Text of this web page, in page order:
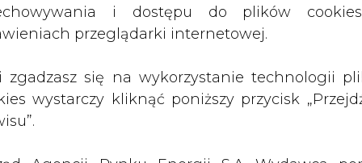
i dostępu do plików
przeglądarki internetowej.
zgadzasz się na wykorzystanie technologii
wystarczy kliknąć poniższy przycisk